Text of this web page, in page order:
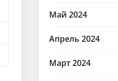
Май 2024
Апрель 2024
Март 2024